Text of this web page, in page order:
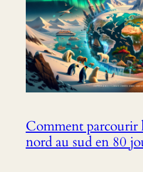
Comment parcourir
nord au sud en 80